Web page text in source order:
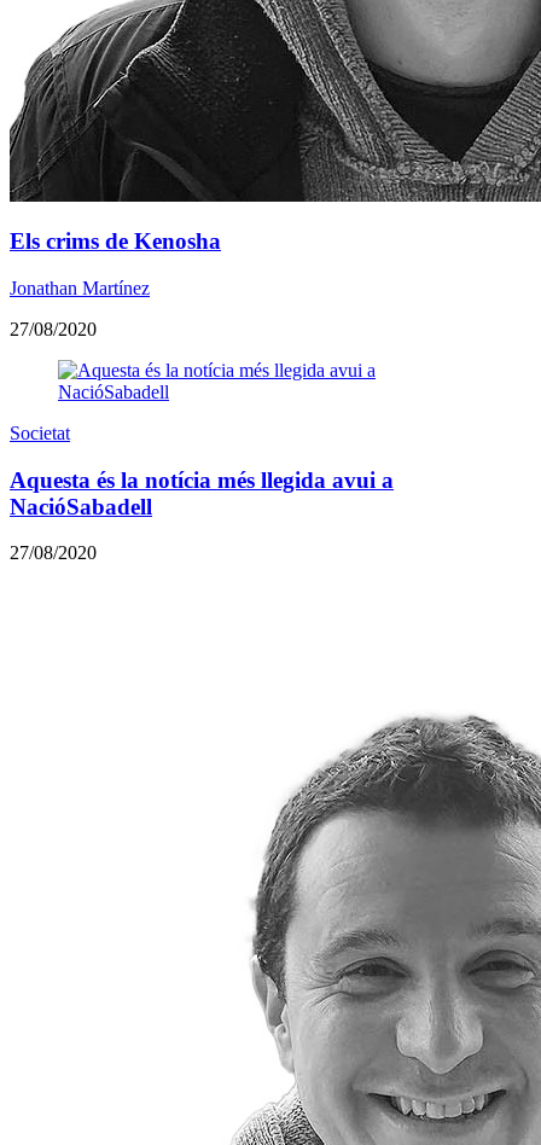
Els crims de Kenosha
Jonathan Martínez
27/08/2020
Societat
Aquesta és la notícia més llegida avui a
NacióSabadell
27/08/2020